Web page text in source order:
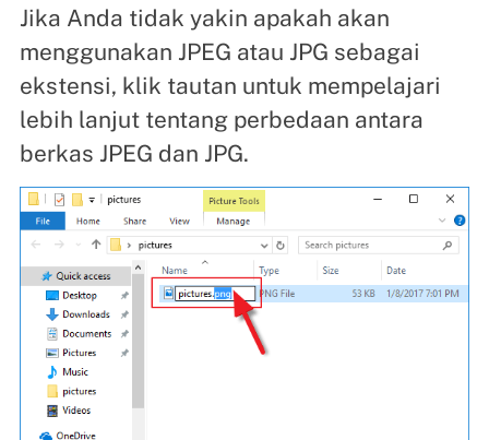
Jika Anda tidak yakin apakah akan
menggunakan JPEG atau JPG sebagai
ekstensi, klik tautan untuk mempelajari
lebih lanjut tentang perbedaan antara
berkas JPEG dan JPG.